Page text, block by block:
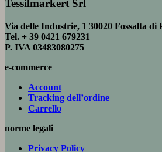
Tessilmarkert Srl
Via delle Industrie, 1 30020 Fossalta di
Tel. + 39 0421 679231
P. IVA 03483080275
e-commerce
Account
Tracking dell’ordine
Carrello
norme legali
Privacy Policy